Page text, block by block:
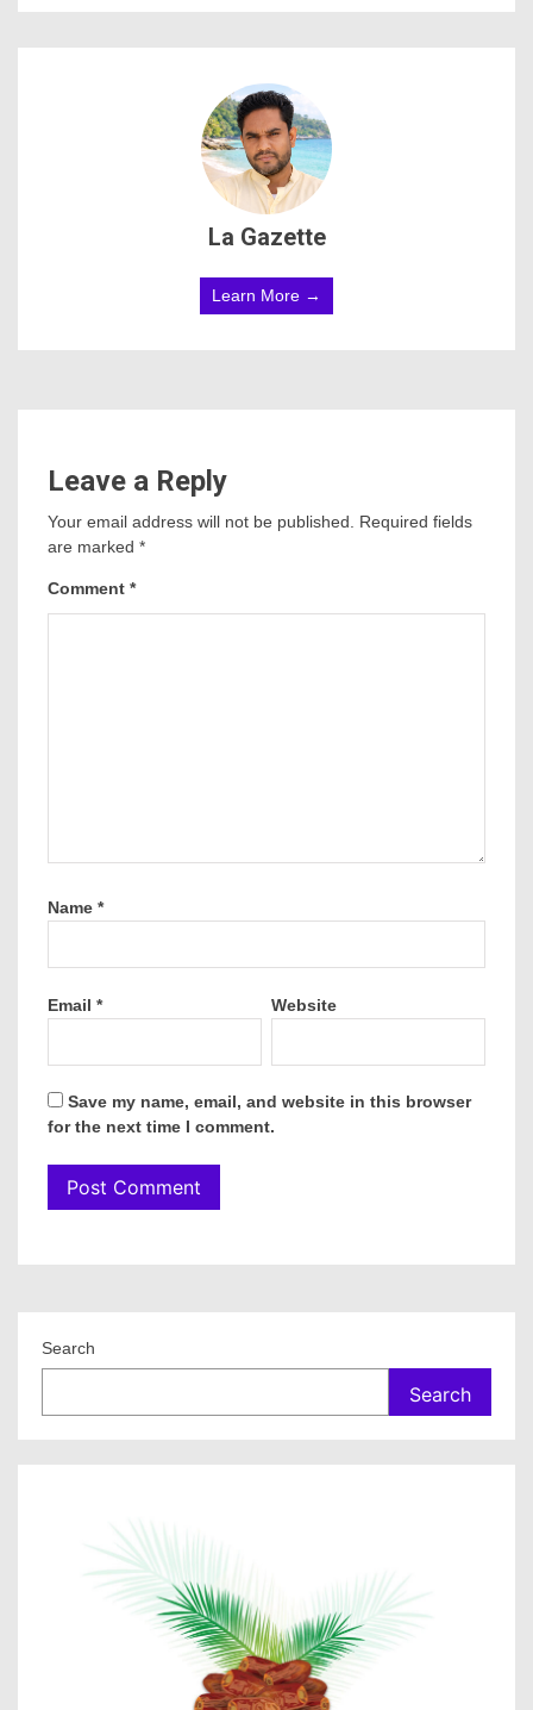
La Gazette
Learn More →
Leave a Reply
Your email address will not be published. Required fields
are marked *
Comment *
Name *
Email * Website
Save my name, email, and website in this browser
for the next time I comment.
Search
Search